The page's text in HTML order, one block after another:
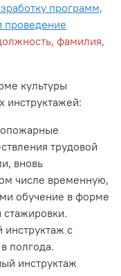
программ,
проведение
фамилия,
культуры
трудовой
вновь
числе временную,
обучение в форме
стажировки.
с
полгода.
инструктаж